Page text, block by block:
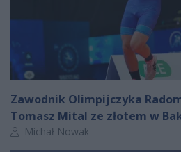
Zawodnik Olimpijczyka
Tomasz Mital ze złotem w
Autor artykułu:
Michał Nowak